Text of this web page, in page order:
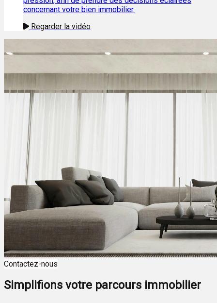
concernant votre bien immobilier.
Regarder la vidéo
Contactez-nous
Simplifions votre parcours immobilier